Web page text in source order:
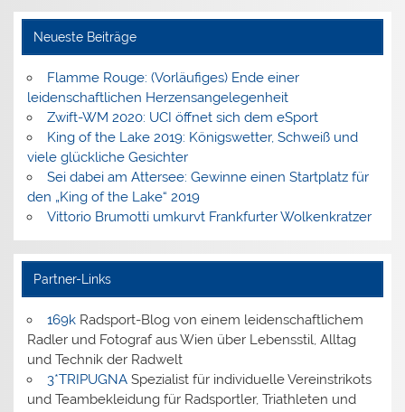
Neueste Beiträge
Flamme Rouge: (Vorläufiges) Ende einer
leidenschaftlichen Herzensangelegenheit
Zwift-WM 2020: UCI öffnet sich dem eSport
King of the Lake 2019: Königswetter, Schweiß und
viele glückliche Gesichter
Sei dabei am Attersee: Gewinne einen Startplatz für
den „King of the Lake“ 2019
Vittorio Brumotti umkurvt Frankfurter Wolkenkratzer
Partner-Links
169kRadsport-Blog von einem leidenschaftlichem
Radler und Fotograf aus Wien über Lebensstil, Alltag
und Technik der Radwelt
3*TRIPUGNASpezialist für individuelle Vereinstrikots
und Teambekleidung für Radsportler, Triathleten und